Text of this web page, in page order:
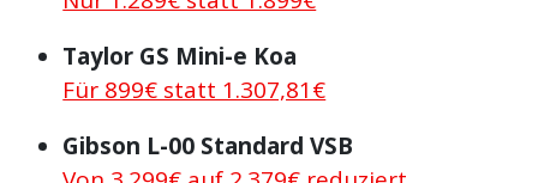
Taylor GS Mini-e Koa
Für 899€ statt 1.307,81€
Gibson L-00 Standard VSB